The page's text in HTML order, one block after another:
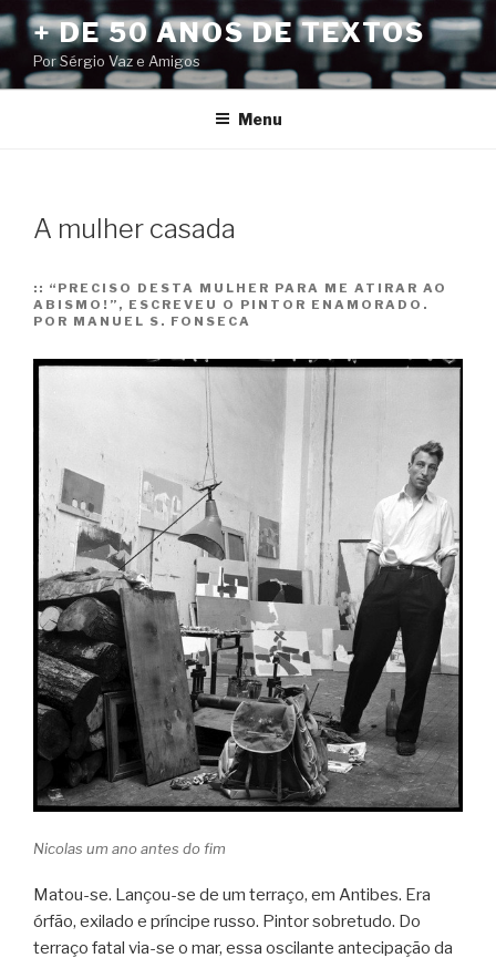
Pular
para
o
conteúdo
+ DE 50 ANOS DE TEXTOS
Por Sérgio Vaz e Amigos
Menu
A mulher casada
:: “PRECISO DESTA MULHER PARA ME ATIRAR AO
ABISMO!”, ESCREVEU O PINTOR ENAMORADO.
POR MANUEL S. FONSECA
Nicolas um ano antes do fim
Matou-se. Lançou-se de um terraço, em Antibes. Era
órfão, exilado e príncipe russo. Pintor sobretudo. Do
terraço fatal via-se o mar, essa oscilante antecipação da